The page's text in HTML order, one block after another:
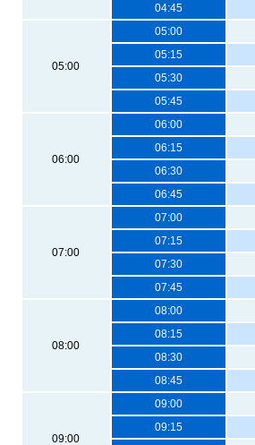
04:45
05:00
05:00
05:15
05:30
05:45
06:00
06:00
06:15
06:30
06:45
07:00
07:00
07:15
07:30
07:45
08:00
08:00
08:15
08:30
08:45
09:00
09:00
09:15